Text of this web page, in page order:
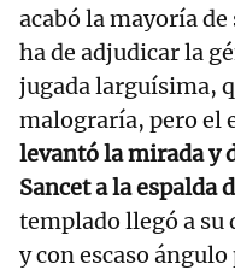
acabó la mayoría
ha de adjudicar la
jugada larguísima,
malograría, pero el
levantó la mirada y
Sancet a la espalda
templado llegó a su
y con escaso